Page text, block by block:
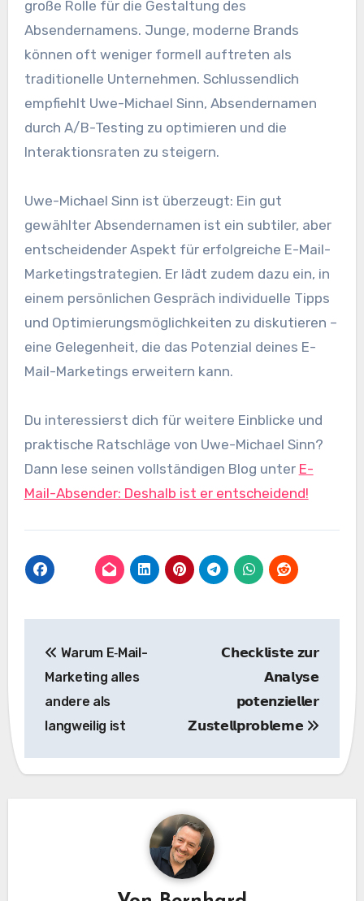
große Rolle für die Gestaltung des
Absendernamens. Junge, moderne Brands
können oft weniger formell auftreten als
traditionelle Unternehmen. Schlussendlich
empfiehlt Uwe-Michael Sinn, Absendernamen
durch A/B-Testing zu optimieren und die
Interaktionsraten zu steigern.
Uwe-Michael Sinn ist überzeugt: Ein gut
gewählter Absendernamen ist ein subtiler, aber
entscheidender Aspekt für erfolgreiche E-Mail-
Marketingstrategien. Er lädt zudem dazu ein, in
einem persönlichen Gespräch individuelle Tipps
und Optimierungsmöglichkeiten zu diskutieren –
eine Gelegenheit, die das Potenzial deines E-
Mail-Marketings erweitern kann.
Du interessierst dich für weitere Einblicke und
praktische Ratschläge von Uwe-Michael Sinn?
Dann lese seinen vollständigen Blog unter E-
Mail-Absender: Deshalb ist er entscheidend!
Warum E‑Mail-
Marketing alles
andere als
langweilig ist
𝗖𝗵𝗲𝗰𝗸𝗹𝗶𝘀𝘁𝗲 𝘇𝘂𝗿
𝗔𝗻𝗮𝗹𝘆𝘀𝗲
𝗽𝗼𝘁𝗲𝗻𝘇𝗶𝗲𝗹𝗹𝗲𝗿
𝗭𝘂𝘀𝘁𝗲𝗹𝗹𝗽𝗿𝗼𝗯𝗹𝗲𝗺𝗲